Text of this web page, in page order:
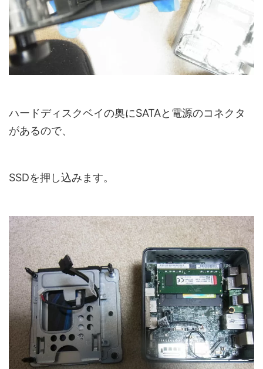
ハードディスクベイの奥にSATAと電源のコネクタ
があるので、
SSDを押し込みます。